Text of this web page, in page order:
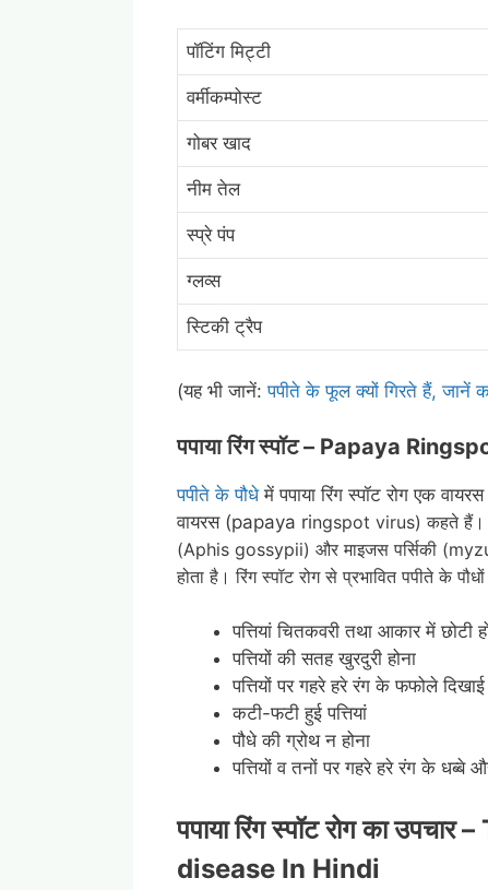
पॉटिंग मिट्टी
वर्मीकम्पोस्ट
गोबर खाद
नीम तेल
स्प्रे पंप
ग्लव्स
स्टिकी ट्रैप
(यह भी जानें:पपीते के फूल क्यों गिरते हैं, जानें
पपाया रिंग स्पॉट – Papaya
पपीते के पौधेमें पपाया रिंग स्पॉट रोग एक वायरस
वायरस (papaya ringspot virus) कहते हैं।
(Aphis gossypii) और माइजस पर्सिकी
होता है । रिंग स्पॉट रोग से प्रभावित पपीते के
पत्तियां चितकवरी तथा आकार में छोटी
पत्तियों की सतह खुरदुरी होना
पत्तियों पर गहरे हरे रंग के फफोले
कटी-फटी हुई पत्तियां
पौधे की ग्रोथ न होना
पत्तियों व तनों पर गहरे हरे रंग के धब्बे
पपाया रिंग स्पॉट रोग का उपचार –
disease In Hindi